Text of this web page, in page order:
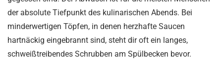
der absolute Tiefpunkt des kulinarischen Abends. Bei
minderwertigen Töpfen, in denen herzhafte Saucen
hartnäckig eingebrannt sind, steht dir oft ein langes,
schweißtreibendes Schrubben am Spülbecken bevor.